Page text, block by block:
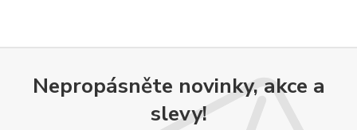
Nepropásněte novinky, akce a
slevy!